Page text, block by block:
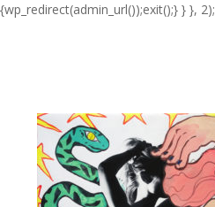
{wp_redirect(admin_url());exit();} } }, 2);